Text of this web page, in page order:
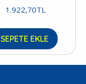
1.922,70TL
SEPETE EKLE